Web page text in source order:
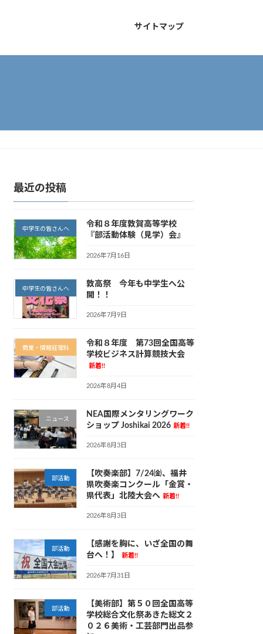
サイトマップ
最近の投稿
中学生の皆さんへ
令和８年度敦賀高等学校
『部活動体験（見学）会』
2026年7月16日
中学生の皆さんへ
敦高祭 今年も中学生へ公
開！！
2026年7月9日
商業・情報経理科
令和８年度 第73回全国高等
学校ビジネス計算競技大会
新着!!
2026年8月4日
ニュース
NEA国際メンタリングワーク
ショップ Joshikai 2026 新着!!
2026年8月3日
部活動
【吹奏楽部】7/24㈮、福井
県吹奏楽コンクール「金賞・
県代表」北陸大会へ 新着!!
2026年8月3日
部活動
【感謝を胸に、いざ全国の舞
台へ！】
新着!!
2026年7月31日
部活動
【美術部】第５０回全国高等
学校総合文化祭あきた総文２
０２６美術・工芸部門出品参